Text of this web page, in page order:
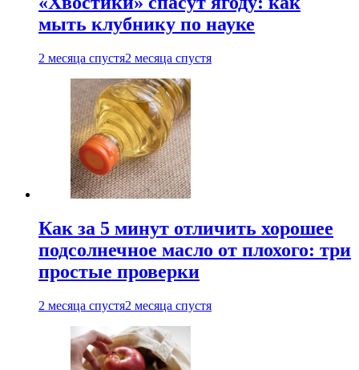
мыть клубнику по науке
2 месяца спустя2 месяца спустя
Как за 5 минут отличить хорошее
подсолнечное масло от плохого: три
простые проверки
2 месяца спустя2 месяца спустя